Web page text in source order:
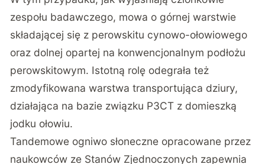
zespołu badawczego, mowa o górnej warstwie
składającej się z perowskitu cynowo-ołowiowego
oraz dolnej opartej na konwencjonalnym podłożu
perowskitowym. Istotną rolę odegrała też
zmodyfikowana warstwa transportująca dziury,
działająca na bazie związku P3CT z domieszką
jodku ołowiu.
Tandemowe ogniwo słoneczne opracowane przez
naukowców ze Stanów Zjednoczonych zapewnia